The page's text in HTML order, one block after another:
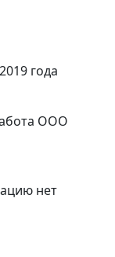
года
ООО
нет